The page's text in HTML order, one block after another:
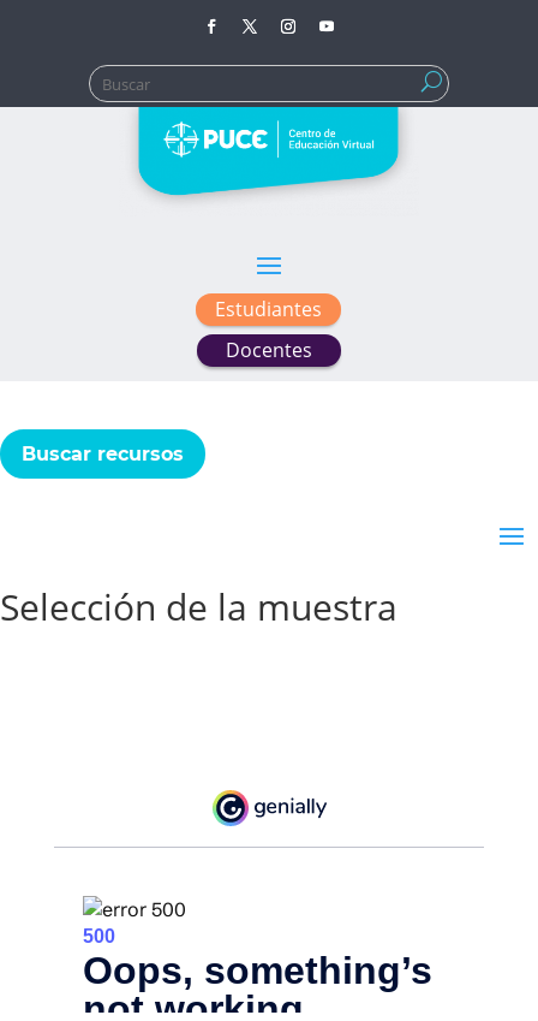
Buscar:
Estudiantes
Docentes
Buscar recursos
Selección de la muestra